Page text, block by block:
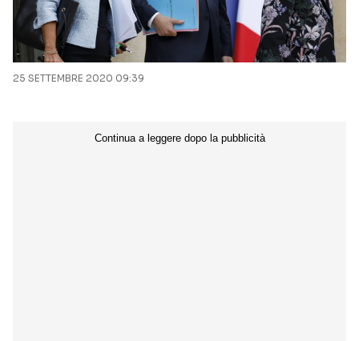
25 SETTEMBRE 2020 09:39